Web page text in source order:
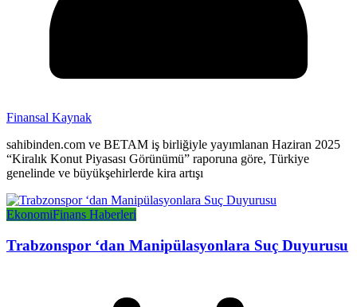
Finansal Kaynak
sahibinden.com ve BETAM iş birliğiyle yayımlanan Haziran 2025
“Kiralık Konut Piyasası Görünümü” raporuna göre, Türkiye
genelinde ve büyükşehirlerde kira artışı
EkonomiFinans Haberleri
Trabzonspor ‘dan Manipülasyonlara Suç Duyurusu